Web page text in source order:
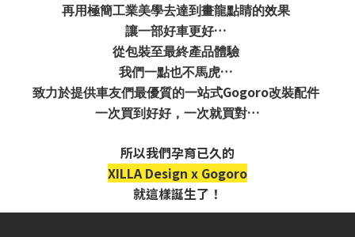
再用極簡工業美學去達到畫龍點睛的效果
讓一部好車更好…
從包裝至最終產品體驗
我們一點也不馬虎…
致力於提供車友們最優質的一站式Gogoro改裝配件
一次買到好好，一次就買對…
所以我們孕育已久的
XILLA Design x Gogoro
就這樣誕生了！